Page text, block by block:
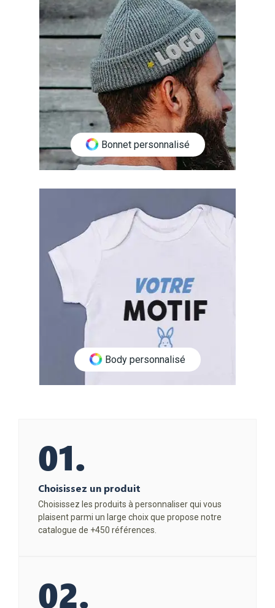
Bonnet personnalisé
Body personnalisé
01.
Choisissez un produit
Choisissez les produits à personnaliser qui vous
plaisent parmi un large choix que propose notre
catalogue de +450 références.
02.